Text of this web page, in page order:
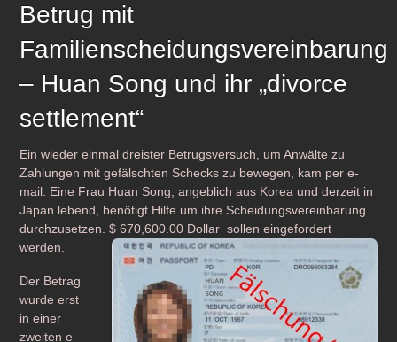
Betrug mit
Familienscheidungsvereinbarung
– Huan Song und ihr „divorce
settlement“
Ein wieder einmal dreister Betrugsversuch, um Anwälte zu
Zahlungen mit gefälschten Schecks zu bewegen, kam per e-
mail. Eine Frau Huan Song, angeblich aus Korea und derzeit in
Japan lebend, benötigt Hilfe um ihre Scheidungsvereinbarung
durchzusetzen. $ 670,600.00 Dollar sollen eingefordert
werden.
Der Betrag
wurde erst
in einer
zweiten e-